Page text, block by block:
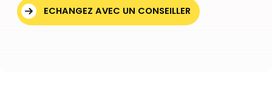
ECHANGEZ AVEC UN CONSEILLER